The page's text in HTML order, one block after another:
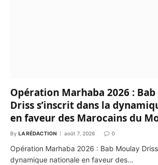
Opération Marhaba 2026 :
Driss s’inscrit dans la
en faveur des Marocains du
By LA RÉDACTION août 7, 2026 0
Opération Marhaba 2026 : Bab Moulay
dynamique nationale en faveur des…